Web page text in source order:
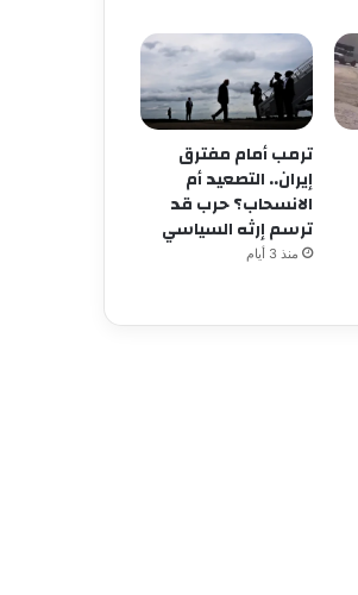
إقليمي خطير مع
ضد
أمير.كية
ترمب أمام مفترق
إيران.. التصعيد أم
الانسحاب؟ حرب قد
ترسم إرثه السياسي
منذ 3 أيام